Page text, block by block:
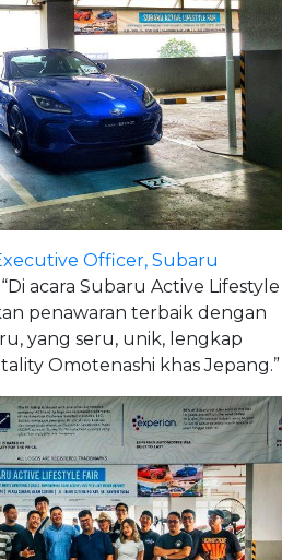
Officer, Subaru
acara Subaru Active Lifestyle
penawaran terbaik dengan
yang seru, unik, lengkap
Omotenashi khas Jepang.”